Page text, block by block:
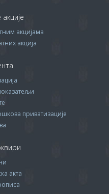
акцијама
акција
приватизације
акта